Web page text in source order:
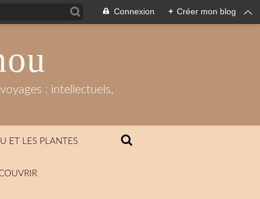
Connexion + Créer mon blog
: intellectuels,
ET LES PLANTES